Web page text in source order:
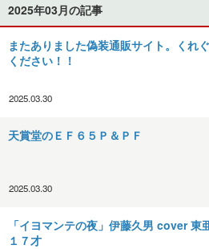
2025年03月の記事
またありました偽装通販サイト。くれ
ください！！
2025.03.30
天賞堂のＥＦ６５Ｐ＆ＰＦ
2025.03.30
「イヨマンテの夜」伊藤久男 cover 東
１７才